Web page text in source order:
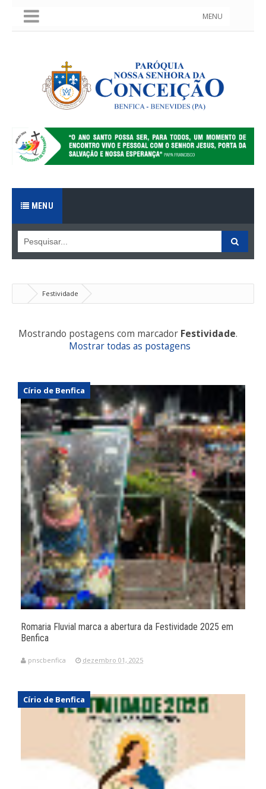
MENU
MENU
Festividade
Mostrando postagens com marcador Festividade.
Mostrar todas as postagens
Romaria Fluvial marca a abertura da Festividade 2025 em
Benfica
Círio de Benfica
pnscbenfica dezembro 01, 2025
Círio de Benfica